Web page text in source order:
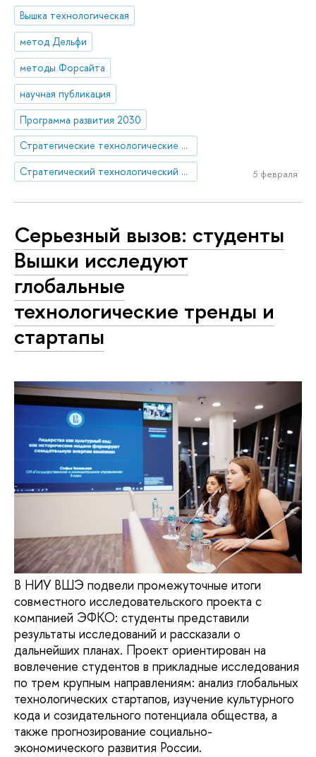
Вышка технологическая
метод Дельфи
методы Форсайта
научная публикация
Программа развития 2030
Стратегические технологические проекты
Стратегический технологический проект «Национальный центр социально-экономического и научно-технологического прогнозирования»
5 февраля
Серьезный вызов: студенты
Вышки исследуют
глобальные
технологические тренды и
стартапы
В НИУ ВШЭ подвели промежуточные итоги
совместного исследовательского проекта с
компанией ЭФКО: студенты представили
результаты исследований и рассказали о
дальнейших планах. Проект ориентирован на
вовлечение студентов в прикладные исследования
по трем крупным направлениям: анализ глобальных
технологических стартапов, изучение культурного
кода и созидательного потенциала общества, а
также прогнозирование социально-
экономического развития России.